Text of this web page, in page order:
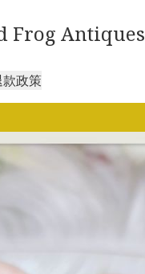
Frog Antiques
政策